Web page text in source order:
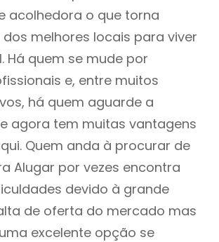
acolhedora o que torna
melhores locais para viver
Há quem se mude por
e, entre muitos
há quem aguarde a
agora tem muitas vantagens
Quem anda à procurar de
Alugar por vezes encontra
devido à grande
de oferta do mercado mas
excelente opção se